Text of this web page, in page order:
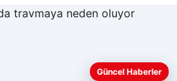
daha iyi anlayabilmek,Güncel Haberler